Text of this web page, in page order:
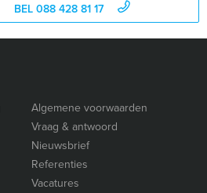
BEL 088 428 81 17
Algemene voorwaarden
Vraag & antwoord
Nieuwsbrief
Referenties
Vacatures